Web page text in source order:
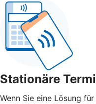
Stationäre
Wenn Sie eine Lösung